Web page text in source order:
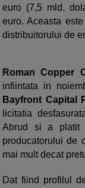
euro (7,5 mld.
euro. Aceasta
distribuitorului de
Roman Copper
infiintata in
Bayfront Capital
licitatia
Abrud si a platit
producatorului de
mai mult decat
Dat fiind profilul